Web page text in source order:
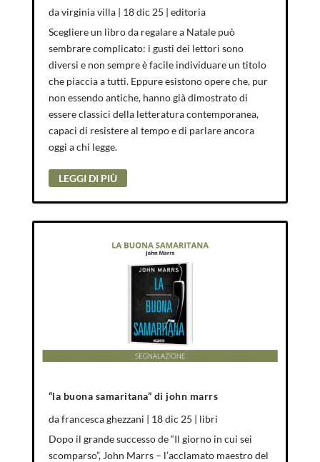
davirginia villa| 18 dic 25 | editoria
Scegliere un libro da regalare a Natale può
sembrare complicato: i gusti dei lettori sono
diversi e non sempre è facile individuare un titolo
che piaccia a tutti. Eppure esistono opere che, pur
non essendo antiche, hanno già dimostrato di
essere classici della letteratura contemporanea,
capaci di resistere al tempo e di parlare ancora
oggi a chi legge.
LEGGI DI PIÙ
“la buona samaritana” di john marrs
dafrancesca ghezzani | 18 dic 25 | libri
Dopo il grande successo de “Il giorno in cui sei
scomparso”, John Marrs – l’acclamato maestro del